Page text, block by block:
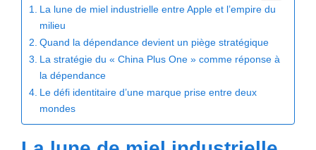
La lune de miel industrielle entre Apple et l’empire du
milieu
Quand la dépendance devient un piège stratégique
La stratégie du « China Plus One » comme réponse à
la dépendance
Le défi identitaire d’une marque prise entre deux
mondes